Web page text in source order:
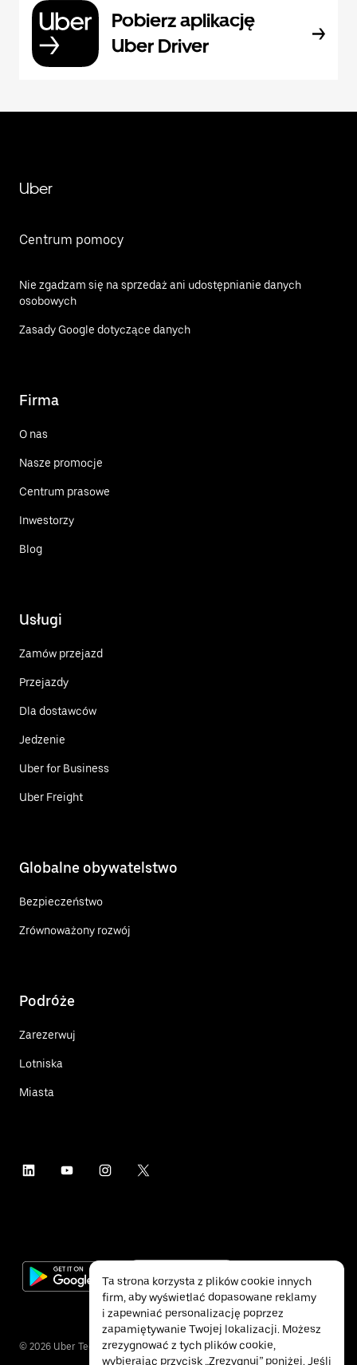
Pobierz aplikację
Uber Driver
Uber
Centrum pomocy
Nie zgadzam się na sprzedaż ani udostępnianie danych
osobowych
Zasady Google dotyczące danych
Firma
O nas
Nasze promocje
Centrum prasowe
Inwestorzy
Blog
Usługi
Zamów przejazd
Przejazdy
Dla dostawców
Jedzenie
Uber for Business
Uber Freight
Globalne obywatelstwo
Bezpieczeństwo
Zrównoważony rozwój
Podróże
Zarezerwuj
Lotniska
Miasta
© 2026 Uber Technologies Inc.
Ta strona korzysta z plików cookie innych
firm, aby wyświetlać dopasowane reklamy
i zapewniać personalizację poprzez
zapamiętywanie Twojej lokalizacji. Możesz
zrezygnować z tych plików cookie,
wybierając przycisk „Zrezygnuj” poniżej. Jeśli